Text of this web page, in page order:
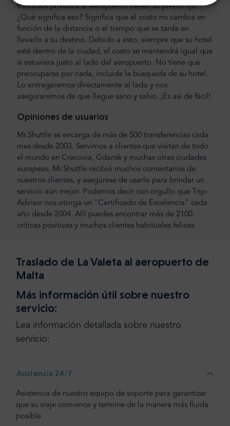
traslados privados al aeropuerto tienen su precio fijo.
¿Qué significa eso? Significa que el costo no cambia en
función de la distancia o el tiempo que se tarda en
llevarlo a su destino. Debido a esto, siempre que su hotel
esté dentro de la ciudad, el costo se mantendrá igual que
si estuviera justo al lado del aeropuerto. No tiene que
preocuparse por nada, incluida la búsqueda de su hotel.
Lo entregaremos directamente al lado y nos
aseguraremos de que llegue sano y salvo. ¡Es así de fácil!
Opiniones de usuarios
Mr.Shuttle se encarga de más de 500 transferencias cada
mes desde 2003. Servimos a clientes que visitan de todo
el mundo en Cracovia, Gdansk y muchas otras ciudades
europeas. Mr.Shuttle recibió muchos comentarios de
nuestros clientes, y asegúrese de usarlo para brindar un
servicio aún mejor. Podemos decir con orgullo que Trip-
Advisor nos otorga un "Certificado de Excelencia" cada
año desde 2004. Allí puedes encontrar más de 2100
críticas positivas y muchos clientes habituales felices.
Traslado de La Valeta al aeropuerto de
Malta
Más información útil sobre nuestro
servicio:
Lea información detallada sobre nuestro
servicio:
Asistencia 24/7
Asistencia de nuestro equipo de soporte para garantizar
que su viaje comience y termine de la manera más fluida
posible